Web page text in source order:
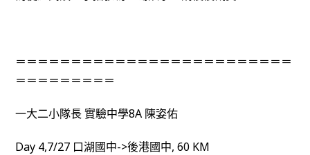
＝＝＝＝＝＝＝＝＝＝＝＝＝＝＝＝＝＝＝＝＝＝＝＝＝
＝＝＝＝＝＝＝＝＝
一大二小隊長 實驗中學8A 陳姿佑
Day 4,7/27 口湖國中->後港國中, 60 KM